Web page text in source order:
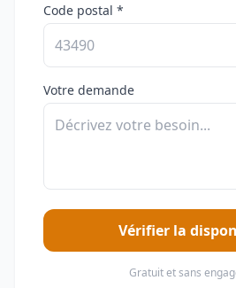
Code postal *
Votre demande
Vérifier la
Gratuit et sans